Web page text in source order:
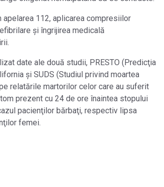
112, aplicarea compresiilor
și îngrijirea medicală
date ale două studii, PRESTO (Predicţia
și SUDS (Studiul privind moartea
relatările martorilor celor care au suferit
prezent cu 24 de ore înaintea stopului
pacienţilor bărbaţi, respectiv lipsa
femei.